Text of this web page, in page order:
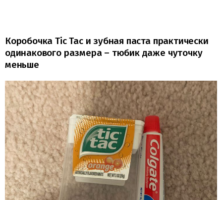
Коробочка Tic Tac и зубная паста практически
одинакового размера – тюбик даже чуточку
меньше